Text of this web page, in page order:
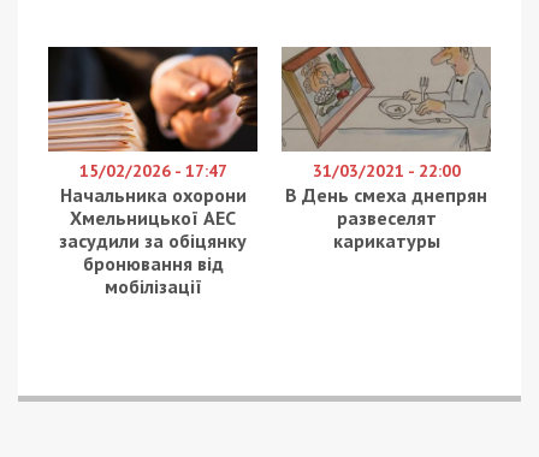
(«Здравствуй, Оля»,1998).
Ранее мы сообщали:
Ушла из жизни председатель
профсоюзной организации медиков
Днепра
В Днепре умер заместитель директора
школы
По материаламНМ.